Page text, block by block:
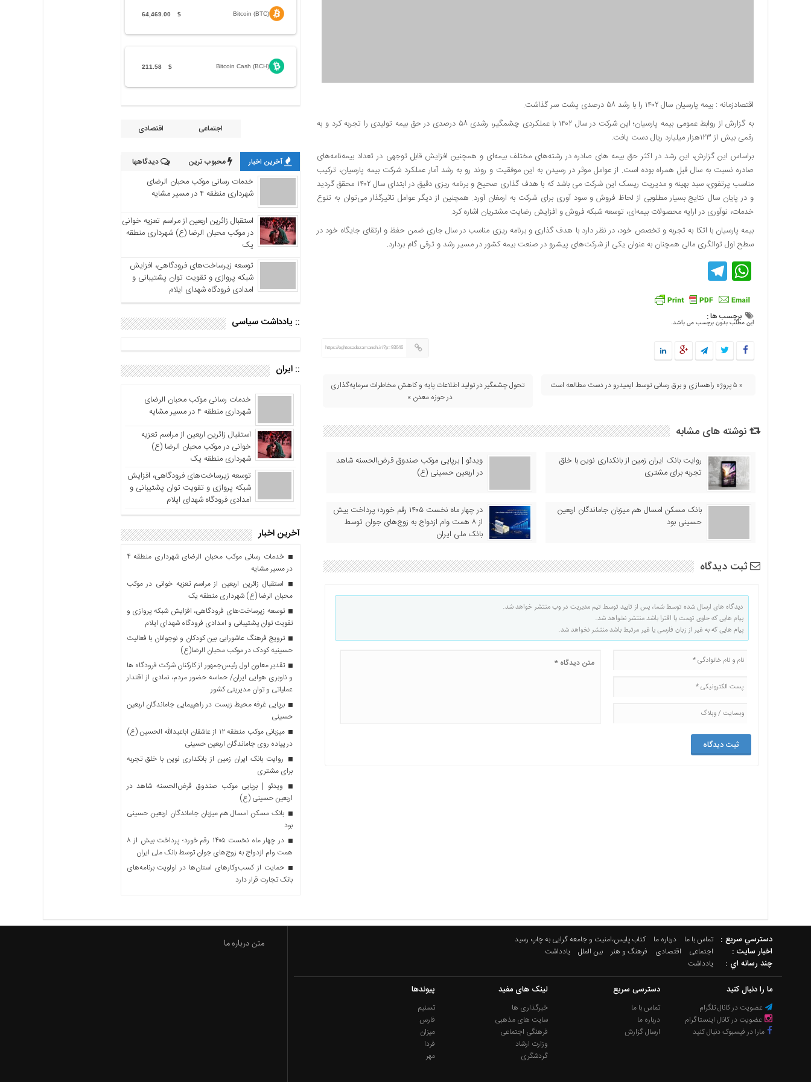
اقتصادزمانه : بیمه پارسیان سال ۱۴۰۲ را با رشد ۵۸ درصدی پشت سر گذاشت.
به گزارش از روابط عمومی بیمه پارسیان؛ این شرکت در سال ۱۴۰۲ با عملکردی چشمگیر، رشدی ۵۸ درصدی در حق بیمه تولیدی را تجربه کرد و به
رقمی بیش از ۱۲۳هزار میلیارد ریال دست یافت.
براساس این گزارش، این رشد در اکثر حق بیمه های صادره در رشته‌های مختلف بیمه‌ای و همچنین افزایش قابل توجهی در تعداد بیمه‌نامه‌های
صادره نسبت به سال قبل همراه بوده است. از عوامل موثر در رسیدن به این موفقیت و روند رو به رشد آمار عملکرد شرکت بیمه پارسیان، ترکیب
مناسب پرتفوی، سبد بهینه و مدیریت ریسک این شرکت می باشد که با هدف گذاری صحیح و برنامه ریزی دقیق در ابتدای سال ۱۴۰۲ محقق گردید
و در پایان سال نتایج بسیار مطلوبی از لحاظ فروش و سود آوری برای شرکت به ارمغان آورد. همچنین از دیگر عوامل تاثیرگذار می‌توان به تنوع
خدمات، نوآوری در ارایه محصولات بیمه‌ای، توسعه شبکه فروش و افزایش رضایت مشتریان اشاره کرد.
بیمه پارسیان با اتکا به تجربه و تخصص خود، در نظر دارد با هدف گذاری و برنامه ریزی مناسب در سال جاری ضمن حفظ و ارتقای جایگاه خود در
سطح اول توانگری مالی همچنان به عنوان یکی از شرکت‌های پیشرو در صنعت بیمه کشور در مسیر رشد و ترقی گام بردارد.
WhatsApp
Telegram
برچسب ها :
این مطلب بدون برچسب می باشد.
https://eghtesadezamaneh.ir/?p=93646
« ۵ پروژه راهسازی و برق رسانی توسط ایمیدرو در دست مطالعه است
تحول چشمگیر در تولید اطلاعات پایه و کاهش مخاطرات سرمایه‌گذاری
در حوزه معدن »
نوشته های مشابه
روایت بانک ایران زمین از بانکداری نوین با خلق
تجربه برای مشتری
ویدئو | برپایی موکب صندوق قرض‌الحسنه شاهد
در اربعین حسینی (ع)
بانک مسکن امسال هم میزبان جاماندگان اربعین
حسینی بود
در چهار ماه نخست ۱۴۰۵ رقم خورد؛ پرداخت بیش
از ۸ همت وام ازدواج به زوج‌های جوان توسط
بانک ملی ایران
ثبت دیدگاه
دیدگاه های ارسال شده توسط شما، پس از تایید توسط تیم مدیریت در وب منتشر خواهد شد.
پیام هایی که حاوی تهمت یا افترا باشد منتشر نخواهد شد.
پیام هایی که به غیر از زبان فارسی یا غیر مرتبط باشد منتشر نخواهد شد.
Bitcoin (BTC)
$
64,469.00
Bitcoin Cash (BCH)
$
211.58
اجتماعی اقتصادی
آخرین اخبار محبوب ترین دیدگاهها
خدمات رسانی موکب محبان الرضای
شهرداری منطقه ۴ در مسیر مشایه
استقبال زائرین اربعین از مراسم تعزیه خوانی
در موکب محبان الرضا (ع) شهرداری منطقه
یک
توسعه زیرساخت‌های فرودگاهی، افزایش
شبکه پروازی و تقویت توان پشتیبانی و
امدادی فرودگاه شهدای ایلام
:: یادداشت سیاسی
:: ایران
خدمات رسانی موکب محبان الرضای
شهرداری منطقه ۴ در مسیر مشایه
استقبال زائرین اربعین از مراسم تعزیه
خوانی در موکب محبان الرضا (ع)
شهرداری منطقه یک
توسعه زیرساخت‌های فرودگاهی، افزایش
شبکه پروازی و تقویت توان پشتیبانی و
امدادی فرودگاه شهدای ایلام
آخرین اخبار
خدمات رسانی موکب محبان الرضای شهرداری منطقه ۴
در مسیر مشایه
استقبال زائرین اربعین از مراسم تعزیه خوانی در موکب
محبان الرضا (ع) شهرداری منطقه یک
توسعه زیرساخت‌های فرودگاهی، افزایش شبکه پروازی و
تقویت توان پشتیبانی و امدادی فرودگاه شهدای ایلام
ترویج فرهنگ عاشورایی بین کودکان و نوجوانان با فعالیت
حسینیه کودک در موکب محبان الرضا(ع)
تقدیر معاون اول رئیس‌جمهور از کارکنان شرکت فرودگاه ها
و ناوبری هوایی ایران/ حماسه حضور مردم، نمادی از اقتدار
عملیاتی و توان مدیریتی کشور
برپایی غرفه محیط زیست در راهپیمایی جاماندگان اربعین
حسینی
میزبانی موکب منطقه ۱۲ از عاشقان اباعبدالله الحسین (ع)
در پیاده روی جاماندگان اربعین حسینی
روایت بانک ایران زمین از بانکداری نوین با خلق تجربه
برای مشتری
ویدئو | برپایی موکب صندوق قرض‌الحسنه شاهد در
اربعین حسینی (ع)
بانک مسکن امسال هم میزبان جاماندگان اربعین حسینی
بود
در چهار ماه نخست ۱۴۰۵ رقم خورد؛ پرداخت بیش از ۸
همت وام ازدواج به زوج‌های جوان توسط بانک ملی ایران
حمایت از کسب‌وکارهای استان‌ها در اولویت برنامه‌های
بانک تجارت قرار دارد
دسترسي سريع : تماس با ما درباره ما کتاب پلیس،امنیت و جامعه گرایی به چاپ رسید
اخبار سایت : اجتماعی اقتصادی فرهنگ و هنر بین الملل یادداشت
چند رسانه اي : یادداشت
ما را دنبال کنید
عضویت در کانال تلگرام
عضویت در کانال اینستاگرام
مارا در فیسبوک دنبال کنید
دسترسی سریع
تماس با ما
درباره ما
ارسال گزارش
لینک های مفید
خبرگذاری ها
سایت های مذهبی
فرهنگی اجتماعی
وزارت ارشاد
گردشگری
پیوندها
تسنیم
فارس
میزان
فردا
مهر
متن درباره ما